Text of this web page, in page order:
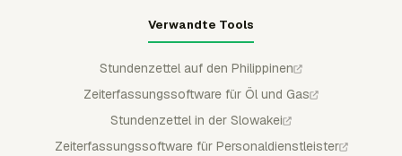
Verwandte Tools
Stundenzettel auf den Philippinen
Zeiterfassungssoftware für Öl und Gas
Stundenzettel in der Slowakei
Zeiterfassungssoftware für Personaldienstleister